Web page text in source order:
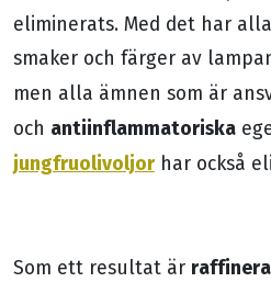
eliminerats. Med det har
smaker och färger av
men alla ämnen som är
och antiinflammatoriska
jungfruolivoljor har också
Som ett resultat är